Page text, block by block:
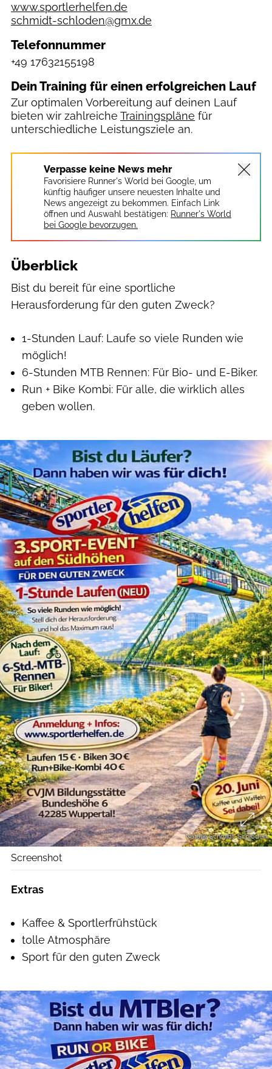
www.sportlerhelfen.de
schmidt-schloden@gmx.de
Telefonnummer
+49 17632155198
Dein Training für einen erfolgreichen Lauf
Zur optimalen Vorbereitung auf deinen Lauf
bieten wir zahlreiche Trainingspläne für
unterschiedliche Leistungsziele an.
Verpasse keine News mehr
Favorisiere Runner's World bei Google, um
künftig häufiger unsere neuesten Inhalte und
News angezeigt zu bekommen. Einfach Link
öffnen und Auswahl bestätigen: Runner's World
bei Google bevorzugen.
Überblick
Bist du bereit für eine sportliche
Herausforderung für den guten Zweck?
1-Stunden Lauf: Laufe so viele Runden wie
möglich!
6-Stunden MTB Rennen: Für Bio- und E-Biker.
Run + Bike Kombi: Für alle, die wirklich alles
geben wollen.
Natalie Schmidt-Schloden
Screenshot
Extras
Kaffee & Sportlerfrühstück
tolle Atmosphäre
Sport für den guten Zweck